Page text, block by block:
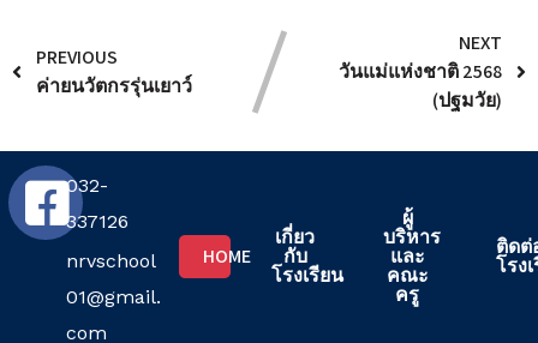
PREVIOUS
ค่ายนวัตกรรุ่นเยาว์
NEXT
วันแม่แห่งชาติ 2568
(ปฐมวัย)
032-
337126
nrvschool
01@gmail.
com
HOME
เกี่ยว
กับ
โรงเรียน
ผู้
บริหาร
และ
คณะ
ครู
ติดต่
โรง